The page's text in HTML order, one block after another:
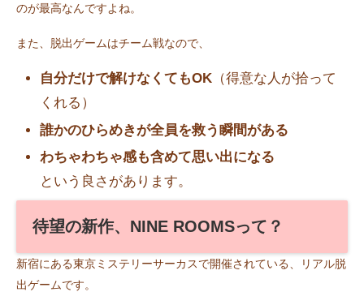
のが最高なんですよね。
また、脱出ゲームはチーム戦なので、
自分だけで解けなくてもOK （得意な人が拾って
くれる）
誰かのひらめきが全員を救う瞬間がある
わちゃわちゃ感も含めて思い出になる
という良さがあります。
待望の新作、NINE ROOMSって？
新宿にある東京ミステリーサーカスで開催されている、リアル脱
出ゲームです。